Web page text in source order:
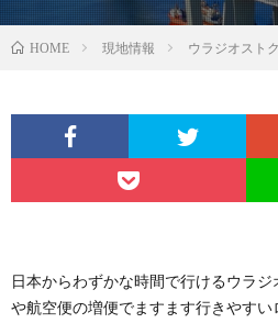
HOME 現地情報 ウラジオスト
日本からわずかな時間で行けるウラ
や航空便の増便でますます行きやすい